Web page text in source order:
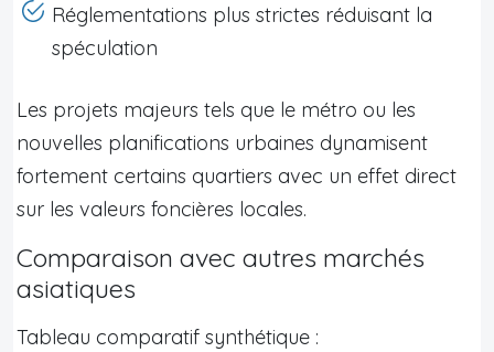
Réglementations plus strictes réduisant la
spéculation
Les projets majeurs tels que le métro ou les
nouvelles planifications urbaines dynamisent
fortement certains quartiers avec un effet direct
sur les valeurs foncières locales.
Comparaison avec autres marchés
asiatiques
Tableau comparatif synthétique :